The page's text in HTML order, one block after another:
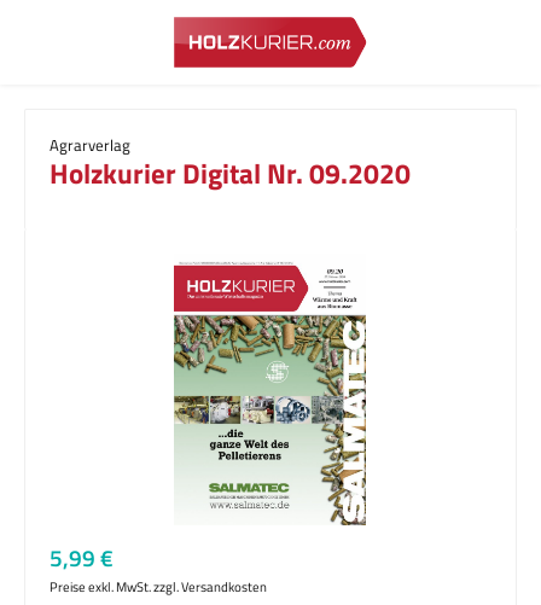
Zum Hauptinhalt springen
Agrarverlag
Holzkurier Digital Nr. 09.2020
Bildergalerie überspringen
Regulärer Preis:
5,99 €
Preise exkl. MwSt. zzgl. Versandkosten